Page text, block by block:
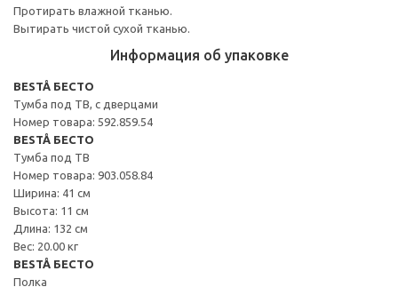
Протирать влажной тканью.
Вытирать чистой сухой тканью.
Информация об упаковке
BESTÅ БЕСТО
Тумба под ТВ, с дверцами
Номер товара: 592.859.54
BESTÅ БЕСТО
Тумба под ТВ
Номер товара: 903.058.84
Ширина: 41 см
Высота: 11 см
Длина: 132 см
Вес: 20.00 кг
BESTÅ БЕСТО
Полка